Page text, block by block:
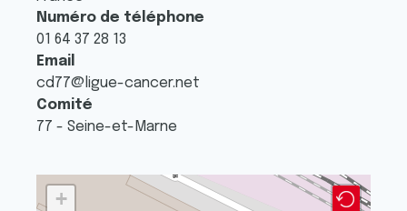
Numéro de téléphone
01 64 37 28 13
Email
cd77@ligue-cancer.net
Comité
77 - Seine-et-Marne
+